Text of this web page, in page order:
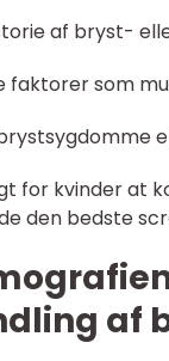
af bryst-
faktorer som
for kvinder at
den bedste
af